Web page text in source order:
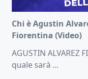
Chi è Agustin
Fiorentina (Video)
AGUSTIN ALVAREZ
quale sarà ...